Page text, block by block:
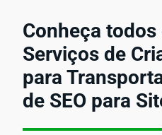
Conheça
Serviços de
para
de SEO para